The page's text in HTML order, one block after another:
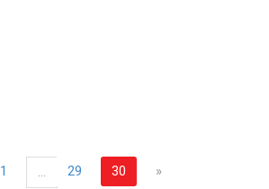
1 ... 29 30 »